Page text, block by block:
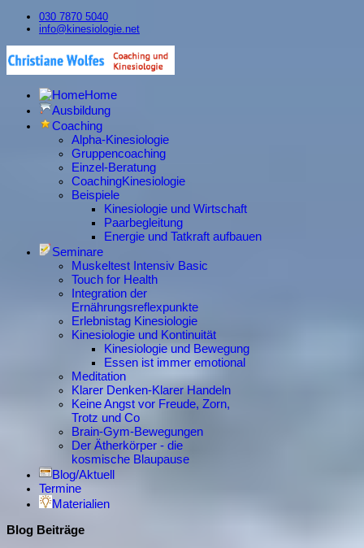
030 7870 5040
info@kinesiologie.net
Home
Ausbildung
Coaching
Alpha-Kinesiologie
Gruppencoaching
Einzel-Beratung
CoachingKinesiologie
Beispiele
Kinesiologie und Wirtschaft
Paarbegleitung
Energie und Tatkraft aufbauen
Seminare
Muskeltest Intensiv Basic
Touch for Health
Integration der
Ernährungsreflexpunkte
Erlebnistag Kinesiologie
Kinesiologie und Kontinuität
Kinesiologie und Bewegung
Essen ist immer emotional
Meditation
Klarer Denken-Klarer Handeln
Keine Angst vor Freude, Zorn,
Trotz und Co
Brain-Gym-Bewegungen
Der Ätherkörper - die
kosmische Blaupause
Blog/Aktuell
Termine
Materialien
Blog Beiträge